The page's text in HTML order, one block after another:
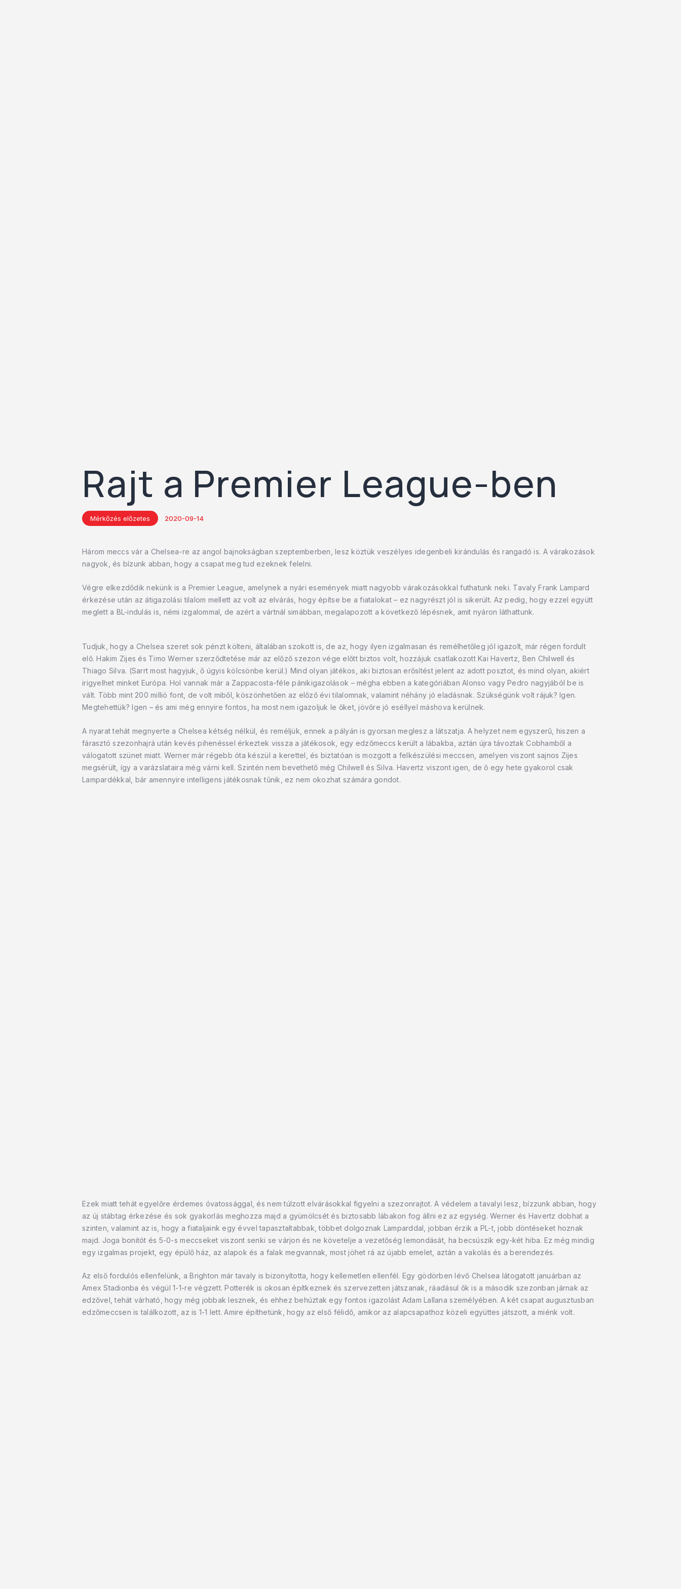
Rajt a Premier League-ben
Mérkőzés előzetes 2020-09-14
Három meccs vár a Chelsea-re az angol bajnokságban szeptemberben, lesz köztük veszélyes idegenbeli kirándulás és rangadó is. A várakozások
nagyok, és bízunk abban, hogy a csapat meg tud ezeknek felelni.
Végre elkezdődik nekünk is a Premier League, amelynek a nyári események miatt nagyobb várakozásokkal futhatunk neki. Tavaly Frank Lampard
érkezése után az átigazolási tilalom mellett az volt az elvárás, hogy építse be a fiatalokat – ez nagyrészt jól is sikerült. Az pedig, hogy ezzel együtt
meglett a BL-indulás is, némi izgalommal, de azért a vártnál simábban, megalapozott a következő lépésnek, amit nyáron láthattunk.
Tudjuk, hogy a Chelsea szeret sok pénzt költeni, általában szokott is, de az, hogy ilyen izgalmasan és remélhetőleg jól igazolt, már régen fordult
elő. Hakim Zijes és Timo Werner szerződtetése már az előző szezon vége előtt biztos volt, hozzájuk csatlakozott Kai Havertz, Ben Chilwell és
Thiago Silva. (Sarrt most hagyjuk, ő úgyis kölcsönbe kerül.) Mind olyan játékos, aki biztosan erősítést jelent az adott posztot, és mind olyan, akiért
irigyelhet minket Európa. Hol vannak már a Zappacosta-féle pánikigazolások – mégha ebben a kategóriában Alonso vagy Pedro nagyjából be is
vált. Több mint 200 millió font, de volt miből, köszönhetően az előző évi tilalomnak, valamint néhány jó eladásnak. Szükségünk volt rájuk? Igen.
Megtehettük? Igen – és ami még ennyire fontos, ha most nem igazoljuk le őket, jövőre jó eséllyel máshova kerülnek.
A nyarat tehát megnyerte a Chelsea kétség nélkül, és reméljük, ennek a pályán is gyorsan meglesz a látszatja. A helyzet nem egyszerű, hiszen a
fárasztó szezonhajrá után kevés pihenéssel érkeztek vissza a játékosok, egy edzőmeccs került a lábakba, aztán újra távoztak Cobhamből a
válogatott szünet miatt. Werner már régebb óta készül a kerettel, és biztatóan is mozgott a felkészülési meccsen, amelyen viszont sajnos Zijes
megsérült, így a varázslataira még várni kell. Szintén nem bevethető még Chilwell és Silva. Havertz viszont igen, de ő egy hete gyakorol csak
Lampardékkal, bár amennyire intelligens játékosnak tűnik, ez nem okozhat számára gondot.
Ezek miatt tehát egyelőre érdemes óvatossággal, és nem túlzott elvárásokkal figyelni a szezonrajtot. A védelem a tavalyi lesz, bízzunk abban, hogy
az új stábtag érkezése és sok gyakorlás meghozza majd a gyümölcsét és biztosabb lábakon fog állni ez az egység. Werner és Havertz dobhat a
szinten, valamint az is, hogy a fiataljaink egy évvel tapasztaltabbak, többet dolgoznak Lamparddal, jobban érzik a PL-t, jobb döntéseket hoznak
majd. Joga bonitót és 5-0-s meccseket viszont senki se várjon és ne követelje a vezetőség lemondását, ha becsúszik egy-két hiba. Ez még mindig
egy izgalmas projekt, egy épülő ház, az alapok és a falak megvannak, most jöhet rá az újabb emelet, aztán a vakolás és a berendezés.
Az első fordulós ellenfelünk, a Brighton már tavaly is bizonyította, hogy kellemetlen ellenfél. Egy gödörben lévő Chelsea látogatott januárban az
Amex Stadionba és végül 1-1-re végzett. Potterék is okosan építkeznek és szervezetten játszanak, ráadásul ők is a második szezonban járnak az
edzővel, tehát várható, hogy még jobbak lesznek, és ehhez behúztak egy fontos igazolást Adam Lallana személyében. A két csapat augusztusban
edzőmeccsen is találkozott, az is 1-1 lett. Amire építhetünk, hogy az első félidő, amikor az alapcsapathoz közeli együttes játszott, a miénk volt.